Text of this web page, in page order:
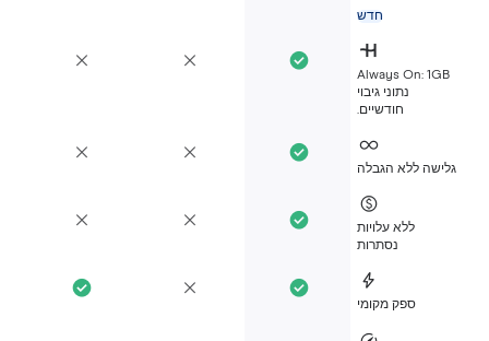
Always On:
נתוני גיבוי
חודשיים.
ללא הגבלה
ללא עלויות
ספק מקומי